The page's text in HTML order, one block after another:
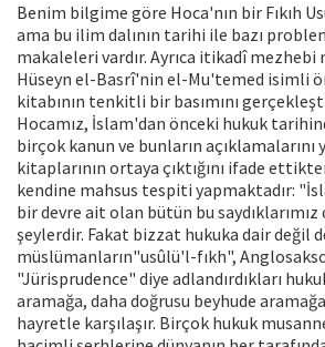
Benim bilgime göre Hoca'nın bir Fıkıh
ama bu ilim dalının tarihi ile bazı
makaleleri vardır. Ayrıca itikadî
Hüseyn el-Basrî'nin el-Mu'temed isimli
kitabının tenkitli bir basımını
Hocamız, İslam'dan önceki hukuk
birçok kanun ve bunların açıklamalarını
kitaplarının ortaya çıktığını ifade
kendine mahsus tespiti yapmaktadır:
bir devre ait olan bütün bu
şeylerdir. Fakat bizzat hukuka dair değil
müslümanların"usûlü'l-fıkh",
"Jürisprudence" diye adlandırdıkları
aramağa, daha doğrusu beyhude
hayretle karşılaşır. Birçok hukuk